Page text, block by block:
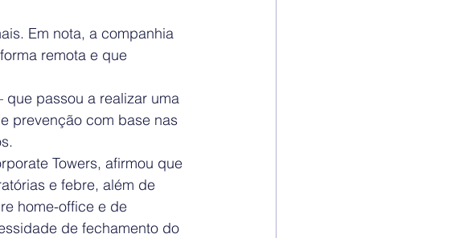
Em nota, a companhia
remota e que
que passou a realizar uma
prevenção com base nas
Towers, afirmou que
e febre, além de
home-office e de
de fechamento do